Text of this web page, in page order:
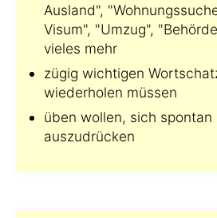
Ausland",
Visum", "Umzug",
vieles mehr
zügig wichtigen
wiederholen müssen
üben wollen, sich spontan
auszudrücken